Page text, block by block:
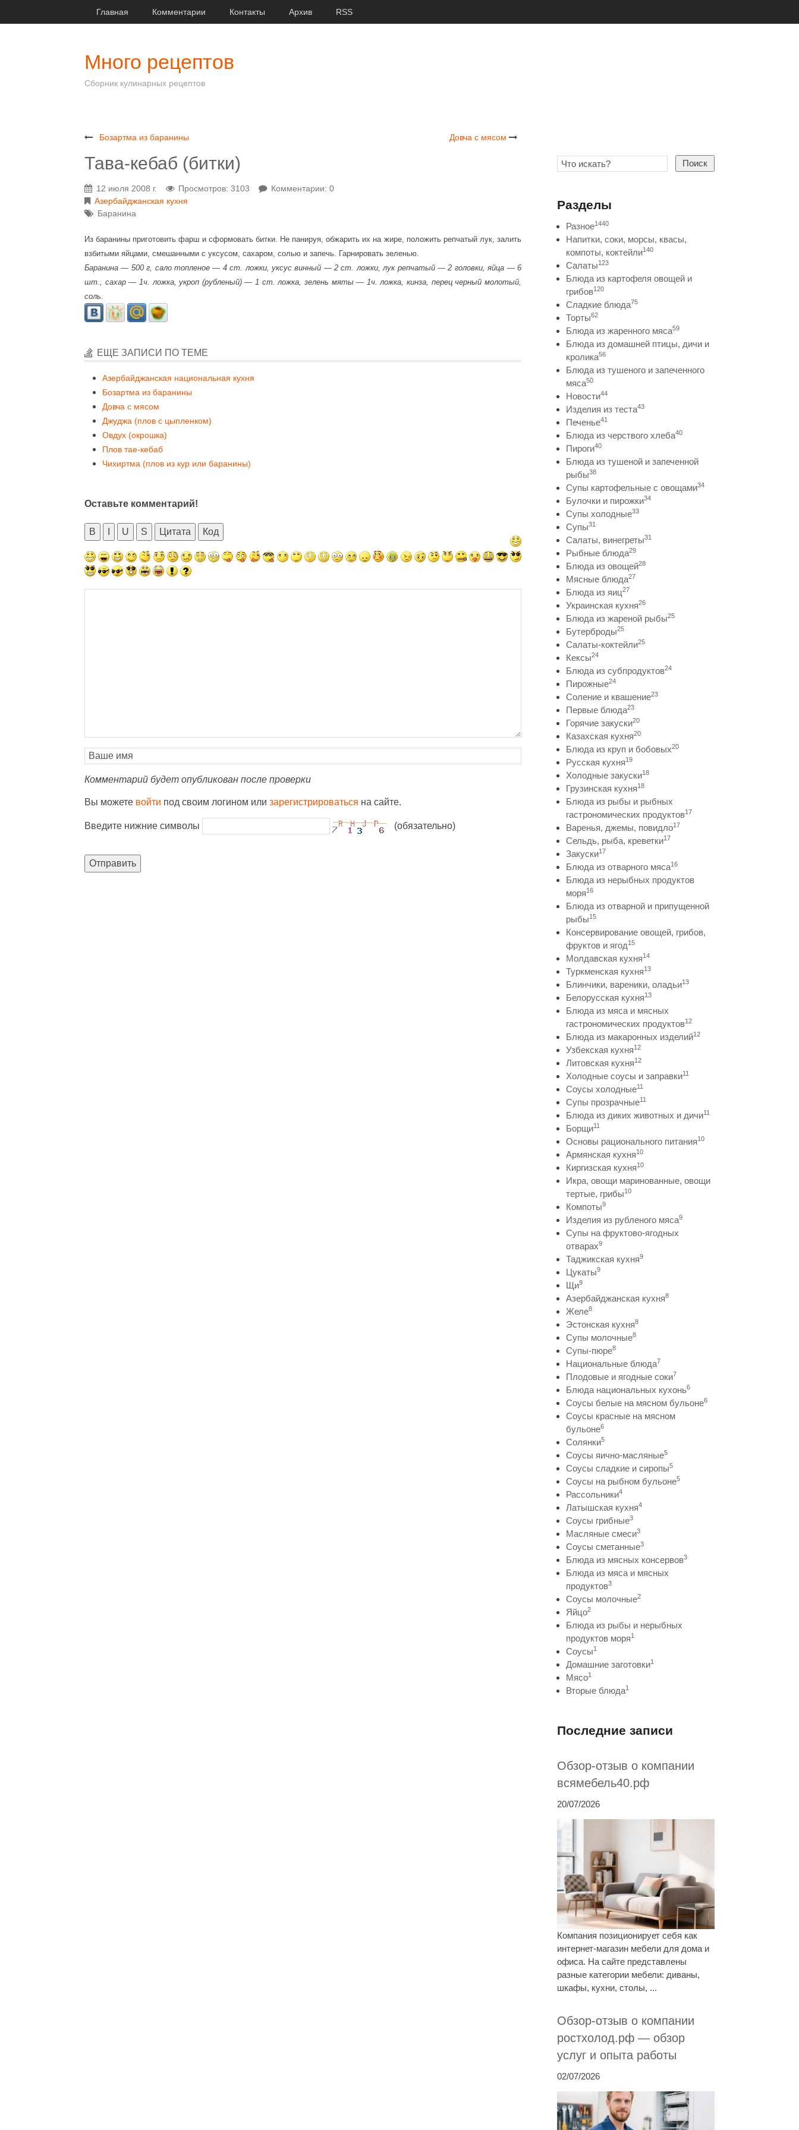
Главная Комментарии Контакты Архив RSS
Много рецептов
Сборник кулинарных рецептов
Бозартма из баранины Довча с мясом
Тава-кебаб (битки)
12 июля 2008 г. Просмотров: 3103
Комментарии: 0
Азербайджанская кухня
Баранина
Из баранины приготовить фарш и сформовать битки. Не панируя, обжарить их на жире, положить репчатый лук, залить
взбитыми яйцами, смешанными с уксусом, сахаром, солью и запечь. Гарнировать зеленью.
Баранина — 500 г, сало топленое — 4 ст. ложки, уксус винный — 2 ст. ложки, лук репчатый — 2 головки, яйца — 6
шт., сахар — 1ч. ложка, укроп (рубленый) — 1 ст. ложка, зелень мяты — 1ч. ложка, кинза, перец черный молотый,
соль.
ЕЩЕ ЗАПИСИ ПО ТЕМЕ
Азербайджанская национальная кухня
Бозартма из баранины
Довча с мясом
Джуджа (плов с цыпленком)
Овдух (окрошка)
Плов тае-кебаб
Чихиртма (плов из кур или баранины)
Оставьте комментарий!
B U S Цитата Код
Комментарий будет опубликован после проверки
Вы можете войти под своим логином или зарегистрироваться на сайте.
Введите нижние символы (обязательно)
Отправить
Поиск
Разделы
Разное1440
Напитки, соки, морсы, квасы,
компоты, коктейли140
Салаты123
Блюда из картофеля овощей и
грибов120
Сладкие блюда75
Торты62
Блюда из жаренного мяса59
Блюда из домашней птицы, дичи и
кролика56
Блюда из тушеного и запеченного
мяса50
Новости44
Изделия из теста43
Печенье41
Блюда из черствого хлеба40
Пироги40
Блюда из тушеной и запеченной
рыбы38
Супы картофельные с овощами34
Булочки и пирожки34
Супы холодные33
Супы31
Салаты, винегреты31
Рыбные блюда29
Блюда из овощей28
Мясные блюда27
Блюда из яиц27
Украинская кухня26
Блюда из жареной рыбы25
Бутерброды25
Салаты-коктейли25
Кексы24
Блюда из субпродуктов24
Пирожные24
Соление и квашение23
Первые блюда23
Горячие закуски20
Казахская кухня20
Блюда из круп и бобовых20
Русская кухня19
Холодные закуски18
Грузинская кухня18
Блюда из рыбы и рыбных
гастрономических продуктов17
Варенья, джемы, повидло17
Сельдь, рыба, креветки17
Закуски17
Блюда из отварного мяса16
Блюда из нерыбных продуктов
моря16
Блюда из отварной и припущенной
рыбы15
Консервирование овощей, грибов,
фруктов и ягод15
Молдавская кухня14
Туркменская кухня13
Блинчики, вареники, оладьи13
Белорусская кухня13
Блюда из мяса и мясных
гастрономических продуктов12
Блюда из макаронных изделий12
Узбекская кухня12
Литовская кухня12
Холодные соусы и заправки11
Соусы холодные11
Супы прозрачные11
Блюда из диких животных и дичи11
Борщи11
Основы рационального питания10
Армянская кухня10
Киргизская кухня10
Икра, овощи маринованные, овощи
тертые, грибы10
Компоты9
Изделия из рубленого мяса9
Супы на фруктово-ягодных
отварах9
Таджикская кухня9
Цукаты9
Щи9
Азербайджанская кухня8
Желе8
Эстонская кухня8
Супы молочные8
Супы-пюре8
Национальные блюда7
Плодовые и ягодные соки7
Блюда национальных кухонь6
Соусы белые на мясном бульоне6
Соусы красные на мясном
бульоне6
Солянки5
Соусы яично-масляные5
Соусы сладкие и сиропы5
Соусы на рыбном бульоне5
Рассольники4
Латышская кухня4
Соусы грибные3
Масляные смеси3
Соусы сметанные3
Блюда из мясных консервов3
Блюда из мяса и мясных
продуктов3
Соусы молочные2
Яйцо2
Блюда из рыбы и нерыбных
продуктов моря1
Соусы1
Домашние заготовки1
Мясо1
Вторые блюда1
Последние записи
Обзор-отзыв о компании
всямебель40.рф
20/07/2026
Компания позиционирует себя как
интернет-магазин мебели для дома и
офиса. На сайте представлены
разные категории мебели: диваны,
шкафы, кухни, столы, ...
Обзор-отзыв о компании
ростхолод.рф — обзор
услуг и опыта работы
02/07/2026